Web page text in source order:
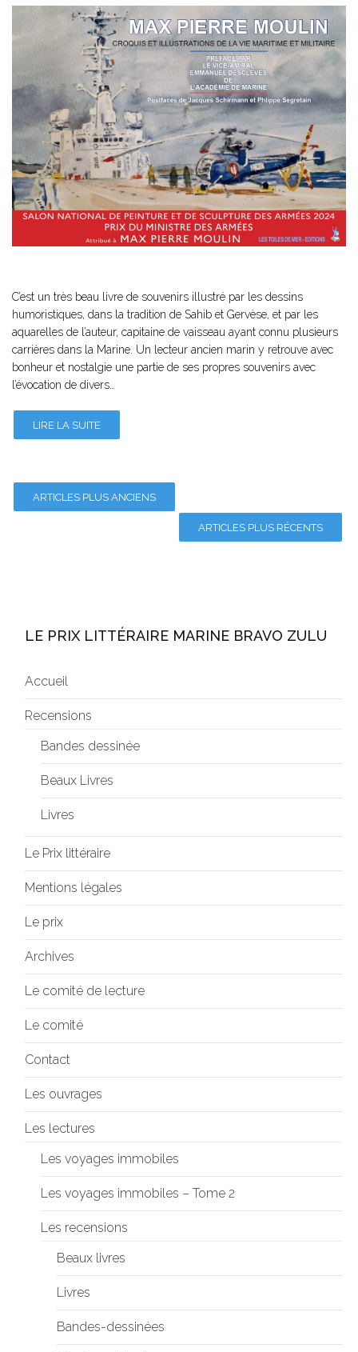
C’est un très beau livre de souvenirs illustré par les dessins
humoristiques, dans la tradition de Sahib et Gervèse, et par les
aquarelles de l’auteur, capitaine de vaisseau ayant connu plusieurs
carrières dans la Marine. Un lecteur ancien marin y retrouve avec
bonheur et nostalgie une partie de ses propres souvenirs avec
l’évocation de divers…
LIRE LA SUITE
ARTICLES PLUS ANCIENS
ARTICLES PLUS RÉCENTS
LE PRIX LITTÉRAIRE MARINE BRAVO ZULU
Accueil
Recensions
Bandes dessinée
Beaux Livres
Livres
Le Prix littéraire
Mentions légales
Le prix
Archives
Le comité de lecture
Le comité
Contact
Les ouvrages
Les lectures
Les voyages immobiles
Les voyages immobiles – Tome 2
Les recensions
Beaux livres
Livres
Bandes-dessinées